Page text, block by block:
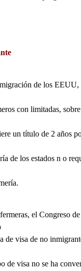
de los EEUU,
con limitadas,
un título de 2 años
de los estados n o
el Congreso
de visa de no
de visa no se ha